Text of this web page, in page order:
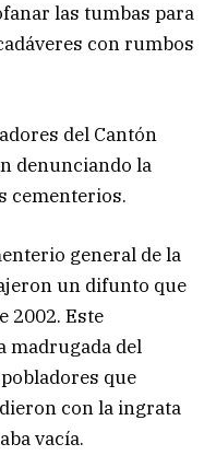
las tumbas para
con rumbos
del Cantón
denunciando la
cementerios.
general de la
un difunto que
2002. Este
madrugada del
que
con la ingrata
vacía.